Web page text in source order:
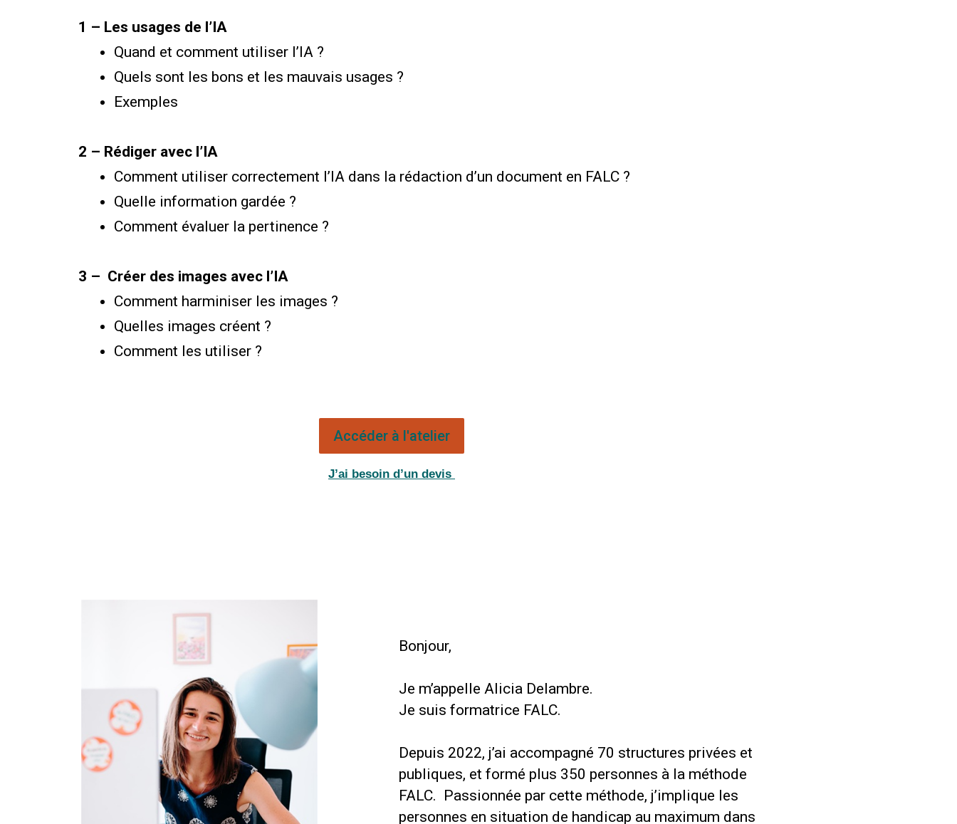
1 – Les usages de l’IA
Quand et comment utiliser l’IA ?
Quels sont les bons et les mauvais usages ?
Exemples
2 – Rédiger avec l’IA
Comment utiliser correctement l’IA dans la rédaction d’un document en FALC ?
Quelle information gardée ?
Comment évaluer la pertinence ?
3 – Créer des images avec l’IA
Comment harminiser les images ?
Quelles images créent ?
Comment les utiliser ?
Accéder à l'atelier
J’ai besoin d’un devis
Bonjour,
Je m’appelle Alicia Delambre.
Je suis formatrice FALC.
Depuis 2022, j’ai accompagné 70 structures privées et
publiques, et formé plus 350 personnes à la méthode
FALC. Passionnée par cette méthode, j’implique les
personnes en situation de handicap au maximum dans